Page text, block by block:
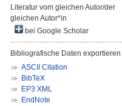
Literatur vom gleichen Autor/der
gleichen Autor*in
bei Google Scholar
Bibliografische Daten exportieren
ASCII Citation
BibTeX
EP3 XML
EndNote